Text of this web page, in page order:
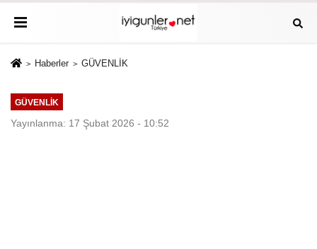
Haberler GÜVENLİK
GÜVENLİK
Yayınlanma: 17 Şubat 2026 - 10:52